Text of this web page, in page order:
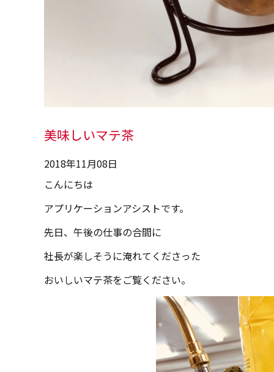
美味しいマテ茶
2018年11月08日
こんにちは
アプリケーションアシストです。
先日、午後の仕事の合間に
社長が楽しそうに淹れてくださった
おいしいマテ茶をご覧ください。